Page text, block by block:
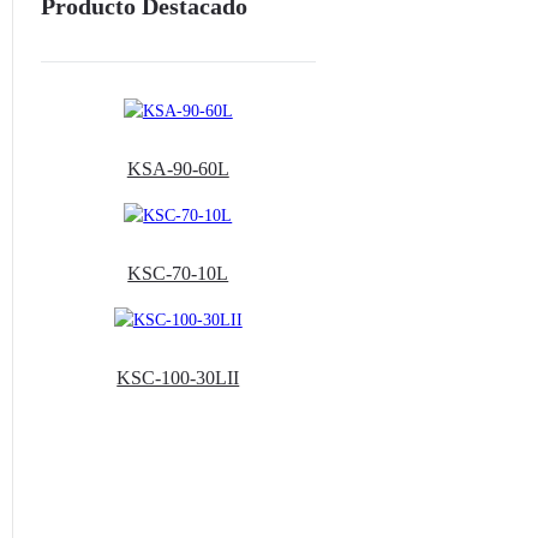
Producto Destacado
KSA-90-60L
KSC-70-10L
KSC-100-30LII